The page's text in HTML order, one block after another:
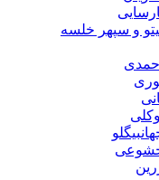
و سپهر خلسه
خشوعی